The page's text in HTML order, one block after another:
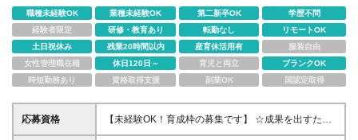
職種未経験OK 業種未経験OK 第二新卒OK
学歴不問
経験者限定
研修・教育あり 転勤なし
リモートOK
土日祝休み
残業20時間以内 産育休活用有
服装自由
女性管理職在籍
休日120日～ 育児と両立
ブランクOK
時短勤務あり
資格取得支援 副業OK 国認定取得
応募資格
【未経験OK！育成枠の募集です】 ☆成果を出すため
のチカラを身につけたい方はぜひご応募ください！